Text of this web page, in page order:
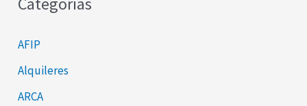
AFIP
Alquileres
ARCA